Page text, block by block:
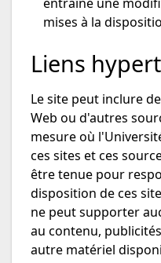
mises à la
Liens
Le site peut inclure
Web ou d'autres
mesure où
ces sites et ces
être tenue pour
disposition de ces
ne peut supporter
au contenu,
autre matériel